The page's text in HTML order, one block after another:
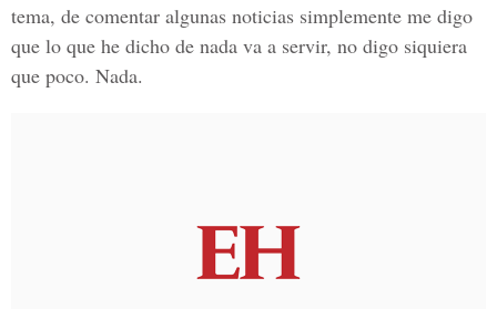
tema, de comentar algunas noticias simplemente me digo
que lo que he dicho de nada va a servir, no digo siquiera
que poco. Nada.